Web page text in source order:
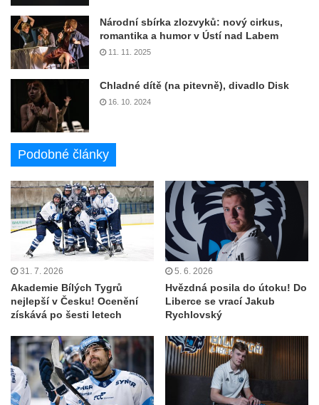
Národní sbírka zlozvyků: nový cirkus,
romantika a humor v Ústí nad Labem
11. 11. 2025
Chladné dítě (na pitevně), divadlo Disk
16. 10. 2024
Podobné články
31. 7. 2026
Akademie Bílých Tygrů
nejlepší v Česku! Ocenění
získává po šesti letech
5. 6. 2026
Hvězdná posila do útoku! Do
Liberce se vrací Jakub
Rychlovský